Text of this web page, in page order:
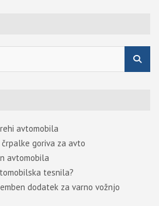
avtomobila
goriva za avto
avtomobila
tesnila?
dodatek za varno vožnjo